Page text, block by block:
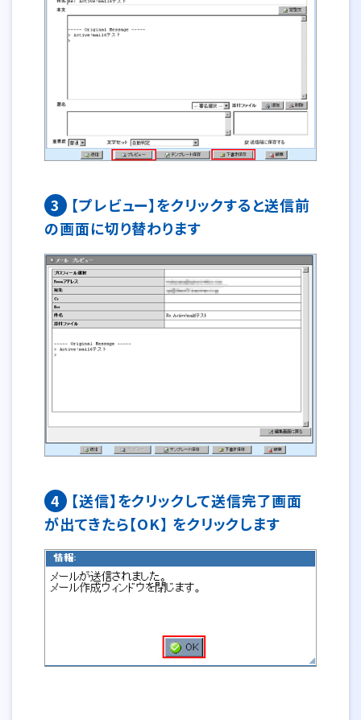
3
【プレビュー】をクリックすると送信前
の画面に切り替わります
4
【送信】をクリックして送信完了画面
が出てきたら【OK】 をクリックします